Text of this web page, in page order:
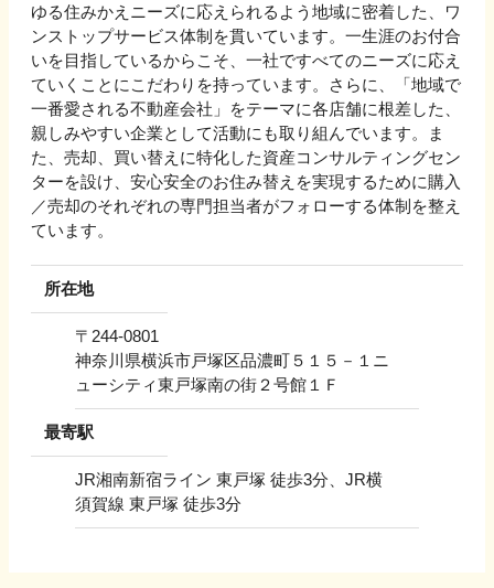
ゆる住みかえニーズに応えられるよう地域に密着した、ワ
ンストップサービス体制を貫いています。一生涯のお付合
いを目指しているからこそ、一社ですべてのニーズに応え
ていくことにこだわりを持っています。さらに、「地域で
一番愛される不動産会社」をテーマに各店舗に根差した、
親しみやすい企業として活動にも取り組んでいます。ま
た、売却、買い替えに特化した資産コンサルティングセン
ターを設け、安心安全のお住み替えを実現するために購入
／売却のそれぞれの専門担当者がフォローする体制を整え
ています。
所在地
〒 244-0801
神奈川県横浜市戸塚区品濃町５１５－１ニ
ューシティ東戸塚南の街２号館１Ｆ
最寄駅
JR湘南新宿ライン 東戸塚 徒歩3分、JR横
須賀線 東戸塚 徒歩3分